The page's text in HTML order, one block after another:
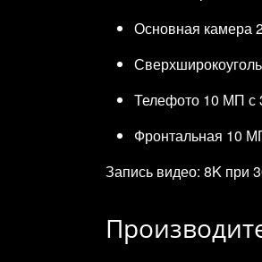
Основная камера
Телефото 10 МП с
Фронтальная 10
Запись видео: 8K при